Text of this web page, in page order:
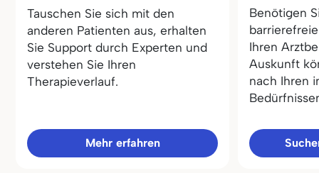
Tauschen Sie sich mit den
anderen Patienten aus, erhalten
Sie Support durch Experten und
verstehen Sie Ihren
Therapieverlauf.
Mehr erfahren
Benötigen
Ihren
Auskunft
nach Ihren